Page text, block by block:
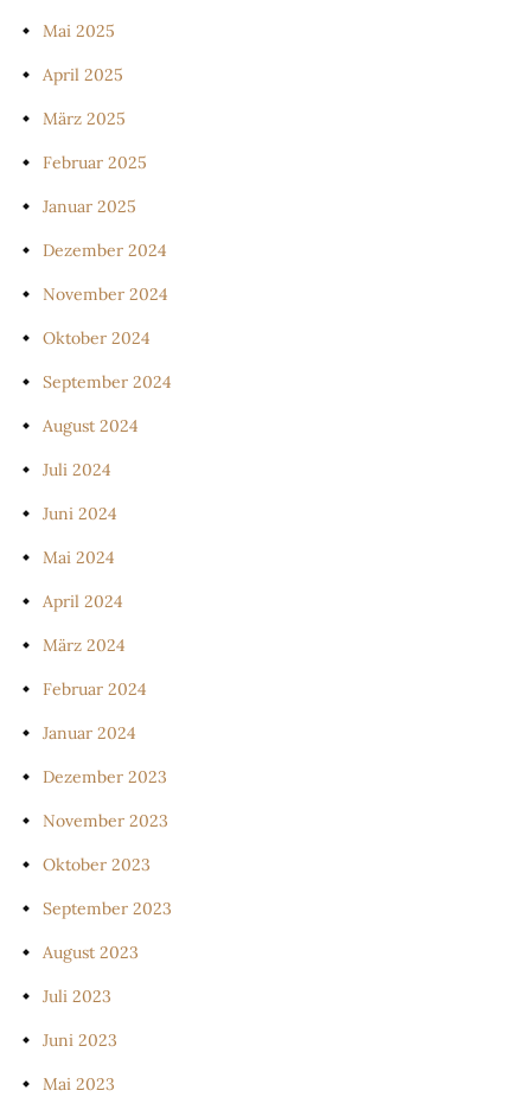
Mai 2025
April 2025
März 2025
Februar 2025
Januar 2025
Dezember 2024
November 2024
Oktober 2024
September 2024
August 2024
Juli 2024
Juni 2024
Mai 2024
April 2024
März 2024
Februar 2024
Januar 2024
Dezember 2023
November 2023
Oktober 2023
September 2023
August 2023
Juli 2023
Juni 2023
Mai 2023